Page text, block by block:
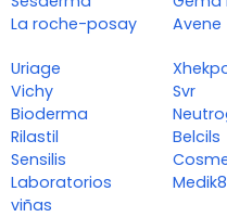
La roche-posay
Avene
Uriage
Vichy
Bioderma
Rilastil
Sensilis
Laboratorios
viñas
Svr
Belcils
Medik8